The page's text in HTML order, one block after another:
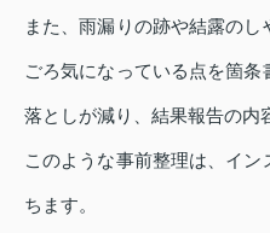
また、雨漏りの跡や結露の
ごろ気になっている点を箇
落としが減り、結果報告の内
このような事前整理は、イ
ちます。